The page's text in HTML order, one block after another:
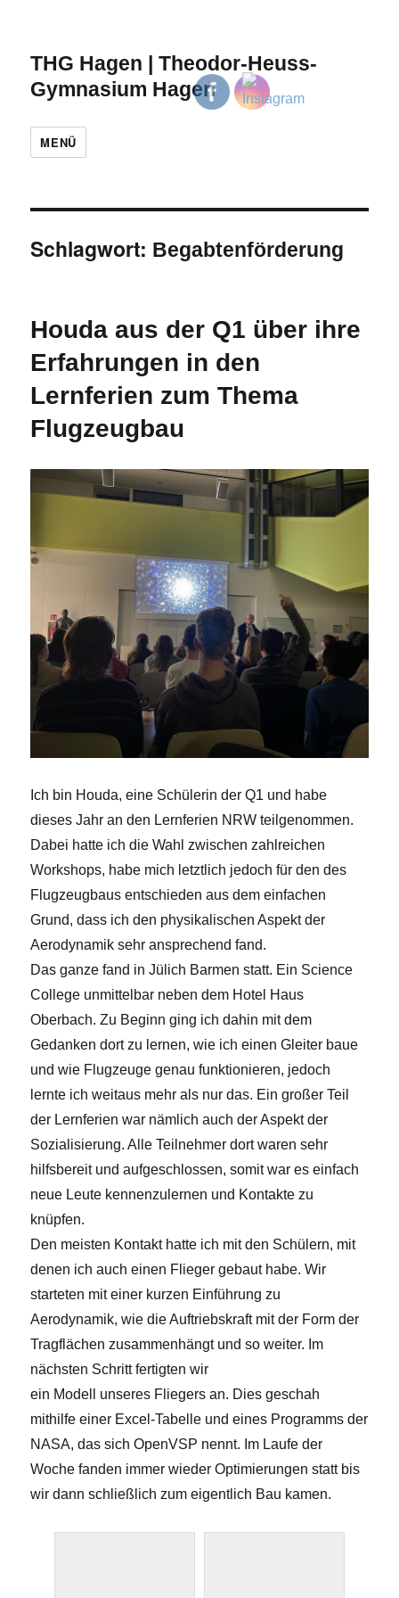
THG Hagen | Theodor-Heuss-
Gymnasium Hagen
MENÜ
Schlagwort: Begabtenförderung
Houda aus der Q1 über ihre
Erfahrungen in den
Lernferien zum Thema
Flugzeugbau
Ich bin Houda, eine Schülerin der Q1 und habe
dieses Jahr an den Lernferien NRW teilgenommen.
Dabei hatte ich die Wahl zwischen zahlreichen
Workshops, habe mich letztlich jedoch für den des
Flugzeugbaus entschieden aus dem einfachen
Grund, dass ich den physikalischen Aspekt der
Aerodynamik sehr ansprechend fand.
Das ganze fand in Jülich Barmen statt. Ein Science
College unmittelbar neben dem Hotel Haus
Oberbach. Zu Beginn ging ich dahin mit dem
Gedanken dort zu lernen, wie ich einen Gleiter baue
und wie Flugzeuge genau funktionieren, jedoch
lernte ich weitaus mehr als nur das. Ein großer Teil
der Lernferien war nämlich auch der Aspekt der
Sozialisierung. Alle Teilnehmer dort waren sehr
hilfsbereit und aufgeschlossen, somit war es einfach
neue Leute kennenzulernen und Kontakte zu
knüpfen.
Den meisten Kontakt hatte ich mit den Schülern, mit
denen ich auch einen Flieger gebaut habe. Wir
starteten mit einer kurzen Einführung zu
Aerodynamik, wie die Auftriebskraft mit der Form der
Tragflächen zusammenhängt und so weiter. Im
nächsten Schritt fertigten wir
ein Modell unseres Fliegers an. Dies geschah
mithilfe einer Excel-Tabelle und eines Programms der
NASA, das sich OpenVSP nennt. Im Laufe der
Woche fanden immer wieder Optimierungen statt bis
wir dann schließlich zum eigentlich Bau kamen.